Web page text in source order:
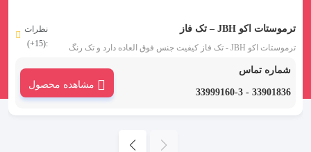
ترموستات اکو JBH – تک فاز
ترموستات اکو JBH - تک فاز کیفیت جنس فوق العاده دارد و تک رنگ
بخواهید.
نظرات
:(15+)
شماره تماس
33901836 - 33999160-3
مشاهده محصول